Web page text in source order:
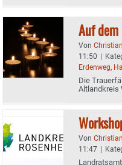
Auf
Von
11:50 |
Erdenweg,
Die
Altlandkreis
Von
11:47 |